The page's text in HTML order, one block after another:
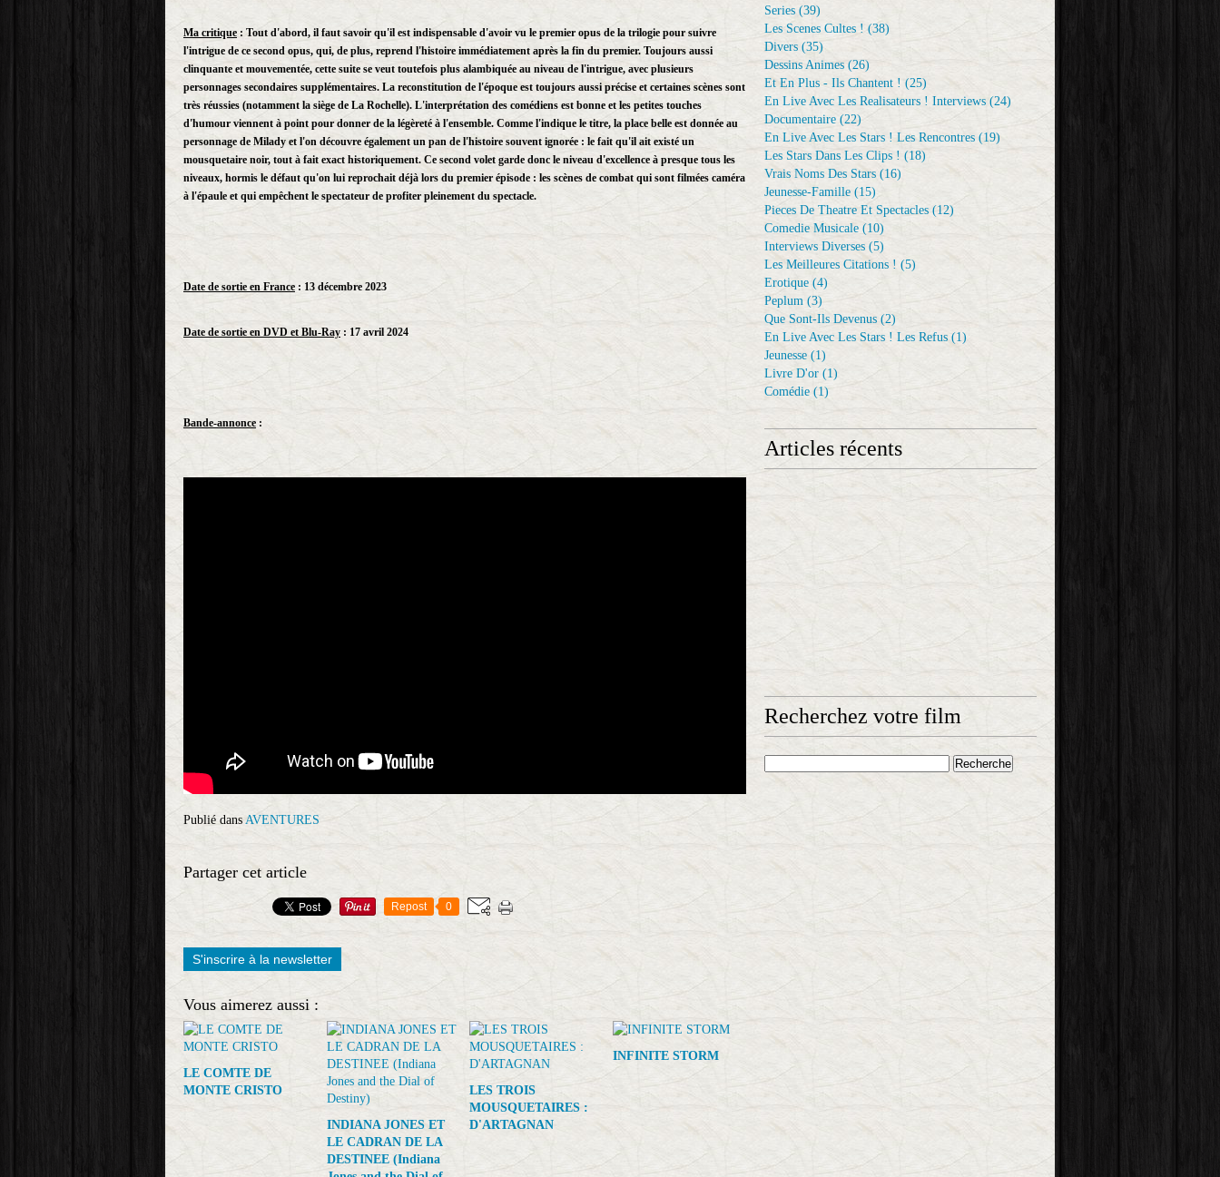
Ma critique : Tout d'abord, il faut savoir qu'il est indispensable d'avoir vu le premier opus de la trilogie pour suivre
l'intrigue de ce second opus, qui, de plus, reprend l'histoire immédiatement après la fin du premier. Toujours aussi
clinquante et mouvementée, cette suite se veut toutefois plus alambiquée au niveau de l'intrigue, avec plusieurs
personnages secondaires supplémentaires. La reconstitution de l'époque est toujours aussi précise et certaines scènes sont
très réussies (notamment la siège de La Rochelle). L'interprétation des comédiens est bonne et les petites touches
d'humour viennent à point pour donner de la légèreté à l'ensemble. Comme l'indique le titre, la place belle est donnée au
personnage de Milady et l'on découvre également un pan de l'histoire souvent ignorée : le fait qu'il ait existé un
mousquetaire noir, tout à fait exact historiquement. Ce second volet garde donc le niveau d'excellence à presque tous les
niveaux, hormis le défaut qu'on lui reprochait déjà lors du premier épisode : les scènes de combat qui sont filmées caméra
à l'épaule et qui empêchent le spectateur de profiter pleinement du spectacle.
Date de sortie en France : 13 décembre 2023
Date de sortie en DVD et Blu-Ray : 17 avril 2024
Bande-annonce :
Publié dans AVENTURES
Partager cet article
Repost 0
S'inscrire à la newsletter
Vous aimerez aussi :
LE COMTE DE
MONTE CRISTO
INDIANA JONES ET
LE CADRAN DE LA
DESTINEE (Indiana
LES TROIS
MOUSQUETAIRES :
D'ARTAGNAN
INFINITE STORM
Series (39)
Les Scenes Cultes ! (38)
Divers (35)
Dessins Animes (26)
Et En Plus - Ils Chantent ! (25)
En Live Avec Les Realisateurs ! Interviews (24)
Documentaire (22)
En Live Avec Les Stars ! Les Rencontres (19)
Les Stars Dans Les Clips ! (18)
Vrais Noms Des Stars (16)
Jeunesse-Famille (15)
Pieces De Theatre Et Spectacles (12)
Comedie Musicale (10)
Interviews Diverses (5)
Les Meilleures Citations ! (5)
Erotique (4)
Peplum (3)
Que Sont-Ils Devenus (2)
En Live Avec Les Stars ! Les Refus (1)
Jeunesse (1)
Livre D'or (1)
Comédie (1)
Articles récents
Recherchez votre film